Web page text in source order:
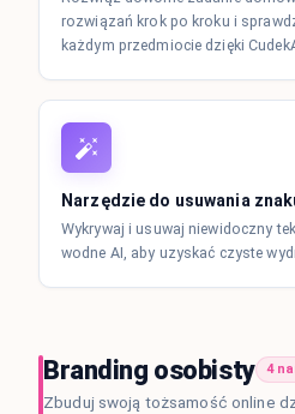
rozwiązań krok po kroku i
każdym przedmiocie dzięki
Narzędzie do usuwania
Wykrywaj i usuwaj niewidoczny
wodne AI, aby uzyskać czyste
Branding osobisty 4
Zbuduj swoją tożsamość online